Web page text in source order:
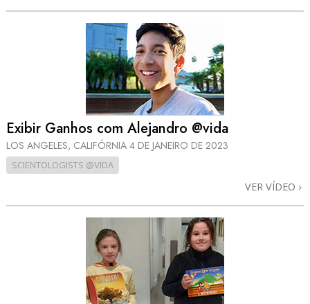
Exibir Ganhos com Alejandro @vida
LOS ANGELES, CALIFÓRNIA 4 DE JANEIRO DE 2023
SCIENTOLOGISTS @VIDA
VER VÍDEO